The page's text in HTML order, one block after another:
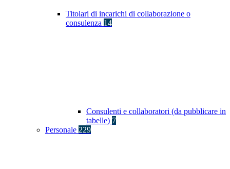
Titolari di incarichi di collaborazione o
consulenza 14
Consulenti e collaboratori (da pubblicare in
tabelle) 7
Personale 229